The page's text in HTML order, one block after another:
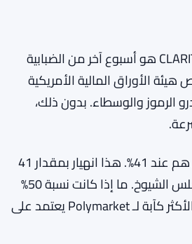
إلى حدوث أمرين بسرعة: نشر نص موحد لمجلس
قبل العطلة. كلاهما. ليس أحدهما
بالنسبة للمؤسسات في مجال الأصول الرقمية، كل أسبوع بدون قانون CLARITY هو أسبوع آخر من الضبابية
الأوراق المالية الأمريكية